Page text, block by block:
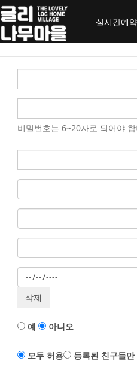
실시간예약
비밀번호는 6~20자로 되어야
예 아니오
모두 허용 등록된 친구들